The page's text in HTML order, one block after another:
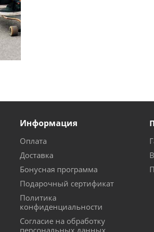
Информация
Оплата
Доставка
Бонусная программа
Подарочный сертификат
Политика
конфиденциальности
Согласие на обработку
персональных данных